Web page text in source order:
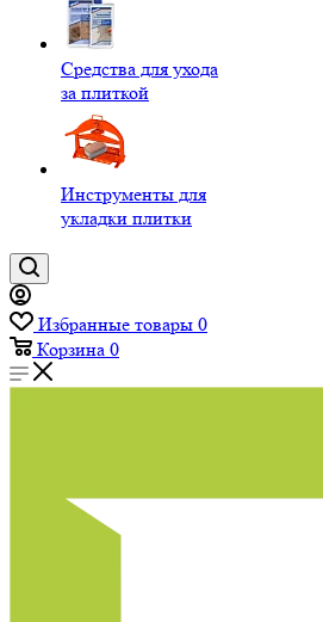
Средства для ухода
за плиткой
Инструменты для
укладки плитки
Избранные товары 0
Корзина 0